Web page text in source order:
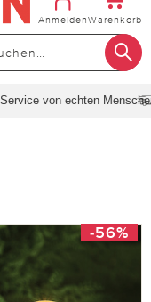
AnmeldenWarenkorb
von echten Menschen
-56%